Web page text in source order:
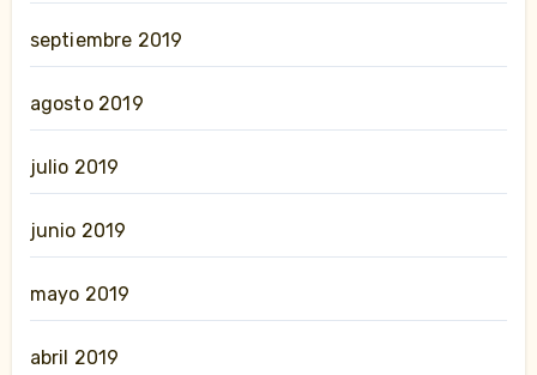
septiembre 2019
agosto 2019
julio 2019
junio 2019
mayo 2019
abril 2019